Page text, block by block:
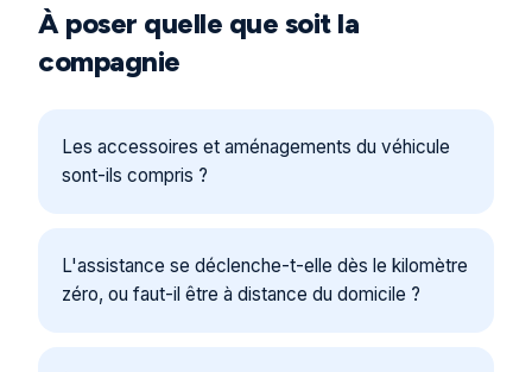
À poser quelle que soit la
compagnie
Les accessoires et aménagements du véhicule
sont-ils compris ?
L'assistance se déclenche-t-elle dès le kilomètre
zéro, ou faut-il être à distance du domicile ?